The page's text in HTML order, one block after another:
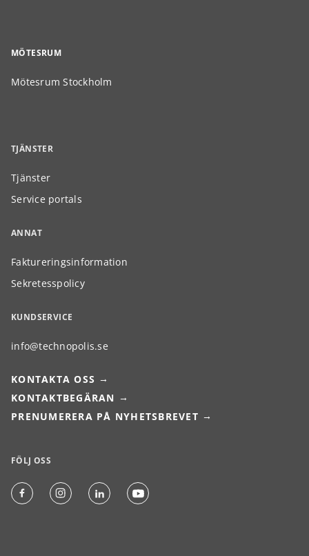
MÖTESRUM
Mötesrum Stockholm
TJÄNSTER
Tjänster
Service portals
ANNAT
Faktureringsinformation
Sekretesspolicy
KUNDSERVICE
info@technopolis.se
KONTAKTA OSS
KONTAKTBEGÄRAN
PRENUMERERA PÅ NYHETSBREVET
FÖLJ OSS